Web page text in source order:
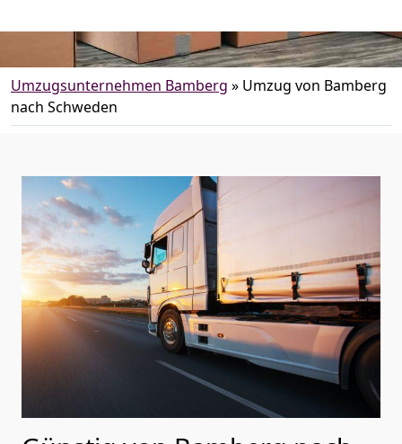
Umzugsunternehmen Bamberg » Umzug von Bamberg
nach Schweden